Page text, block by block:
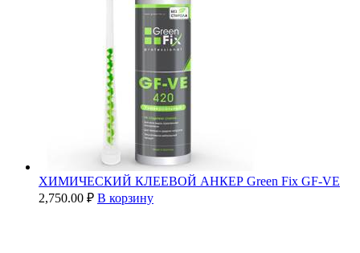
ХИМИЧЕСКИЙ КЛЕЕВОЙ АНКЕР Green Fix GF-VE
2,750.00 ₽ В корзину